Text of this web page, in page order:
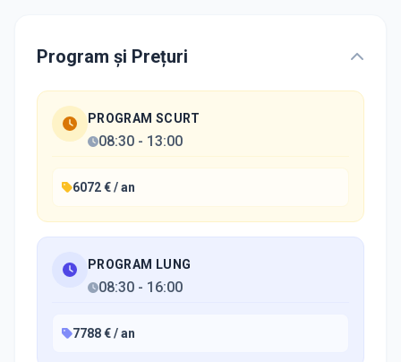
Program și Prețuri
PROGRAM SCURT
08:30 - 13:00
6072 € / an
PROGRAM LUNG
08:30 - 16:00
7788 € / an